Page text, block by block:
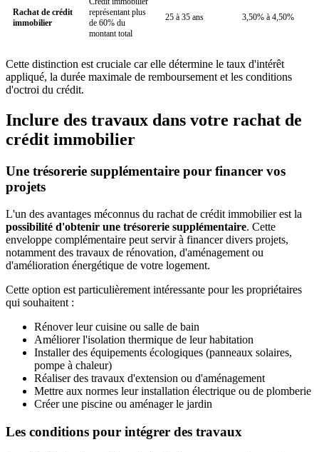
Rachat de crédit
immobilier
représentant plus
de 60% du
montant total
25 à 35 ans 3,50% à 4,50%
Cette distinction est cruciale car elle détermine le taux d'intérêt
appliqué, la durée maximale de remboursement et les conditions
d'octroi du crédit.
Inclure des travaux dans votre rachat de
crédit immobilier
Une trésorerie supplémentaire pour financer vos
projets
L'un des avantages méconnus du rachat de crédit immobilier est la
possibilité d'obtenir une trésorerie supplémentaire. Cette
enveloppe complémentaire peut servir à financer divers projets,
notamment des travaux de rénovation, d'aménagement ou
d'amélioration énergétique de votre logement.
Cette option est particulièrement intéressante pour les propriétaires
qui souhaitent :
Rénover leur cuisine ou salle de bain
Améliorer l'isolation thermique de leur habitation
Installer des équipements écologiques (panneaux solaires,
pompe à chaleur)
Réaliser des travaux d'extension ou d'aménagement
Mettre aux normes leur installation électrique ou de plomberie
Créer une piscine ou aménager le jardin
Les conditions pour intégrer des travaux